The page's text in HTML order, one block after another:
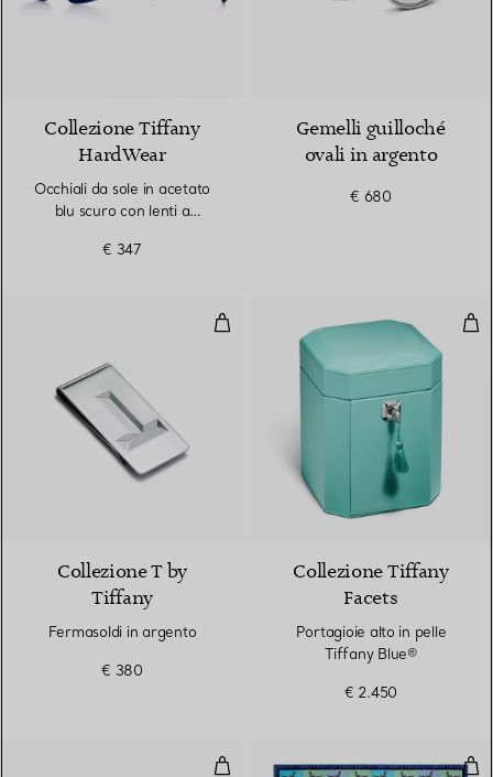
Collezione Tiffany
HardWear
Occhiali da sole in acetato
blu scuro con lenti a
€ 347
Gemelli guilloché
ovali in argento
€ 680
Fermasoldi in argento
Collezione T by
Tiffany
Fermasoldi in argento
€ 380
Collezione Tiffany
Facets
Portagioie alto in pelle
Tiffany Blue®
€ 2.450
Portagioie piccolo in pelle